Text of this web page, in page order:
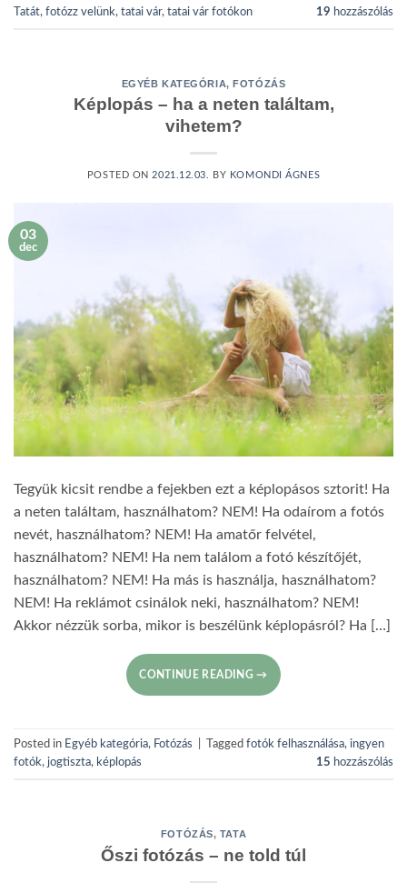
Tatát, fotózz velünk, tatai vár, tatai vár fotókon 19 hozzászólás
EGYÉB KATEGÓRIA,FOTÓZÁS
Képlopás – ha a neten találtam,
vihetem?
POSTED ON2021.12.03. BY KOMONDI ÁGNES
03
dec
Tegyük kicsit rendbe a fejekben ezt a képlopásos sztorit! Ha
a neten találtam, használhatom? NEM! Ha odaírom a fotós
nevét, használhatom? NEM! Ha amatőr felvétel,
használhatom? NEM! Ha nem találom a fotó készítőjét,
használhatom? NEM! Ha más is használja, használhatom?
NEM! Ha reklámot csinálok neki, használhatom? NEM!
Akkor nézzük sorba, mikor is beszélünk képlopásról? Ha […]
CONTINUE READING→
Posted in Egyéb kategória, Fotózás Tagged fotók felhasználása, ingyen
fotók, jogtiszta, képlopás 15 hozzászólás
FOTÓZÁS, TATA
Őszi fotózás – ne told túl